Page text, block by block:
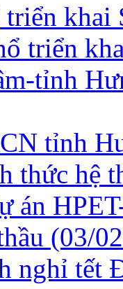
khai
triển
tỉnh
tỉnh
thức hệ
án
(03/
nghỉ tết